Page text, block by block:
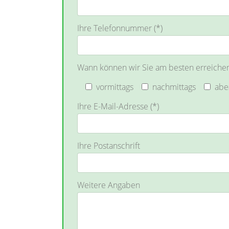
Ihre Telefonnummer (*)
Wann können wir Sie am besten
vormittags
nachmittags
Ihre E-Mail-Adresse (*)
Ihre Postanschrift
Weitere Angaben